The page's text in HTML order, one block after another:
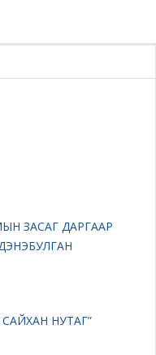
ЗАСАГ ДАРГААР
НУТАГ”